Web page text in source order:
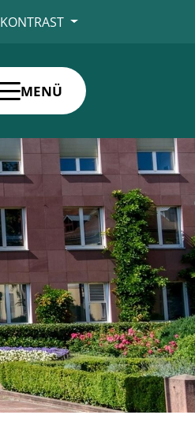
KONTRAST
MENÜ